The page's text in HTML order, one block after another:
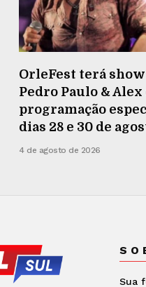
OrleFest terá
Pedro Paulo & Alex
programação
dias 28 e 30 de
4 de agosto de 2026
Sua